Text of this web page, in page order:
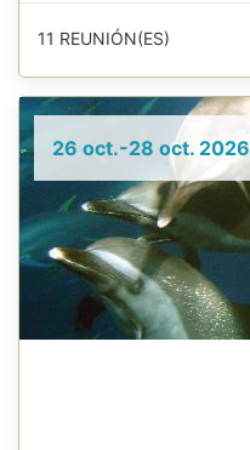
11 REUNIÓN(ES)
26 oct.-28 oct. 2026